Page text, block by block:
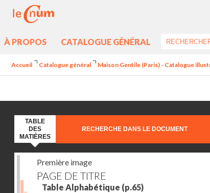
À PROPOS CATALOGUE GÉNÉRAL
Accueil Catalogue général Maison Gentile (Paris) - Catalogue
TABLE
DES
MATIÈRES
RECHERCHE DANS LE DOCUMENT
Première image
PAGE DE TITRE
Table Alphabétique (p.65)